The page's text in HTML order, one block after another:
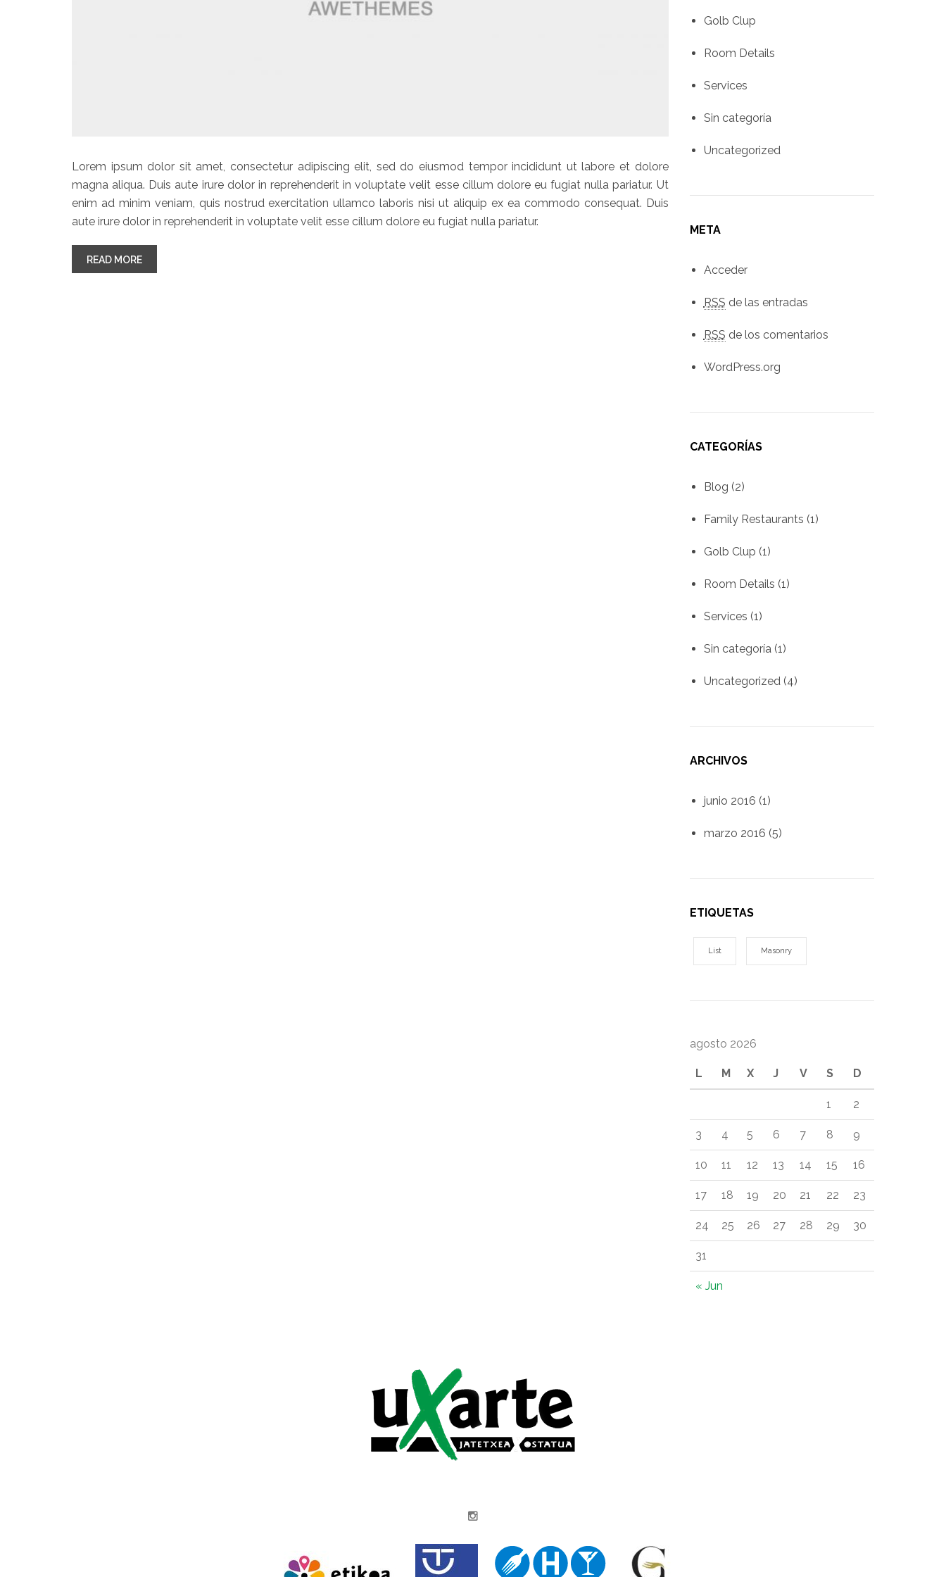
Lorem ipsum dolor sit amet, consectetur adipiscing elit, sed do eiusmod tempor incididunt ut labore et dolore
magna aliqua. Duis aute irure dolor in reprehenderit in voluptate velit esse cillum dolore eu fugiat nulla pariatur. Ut
enim ad minim veniam, quis nostrud exercitation ullamco laboris nisi ut aliquip ex ea commodo consequat. Duis
aute irure dolor in reprehenderit in voluptate velit esse cillum dolore eu fugiat nulla pariatur.
READ MORE“EXERCITATION ULLAMCO LABORIS NISI”
Golb Clup
Room Details
Services
Sin categoría
Uncategorized
META
Acceder
RSS de las entradas
RSS de los comentarios
WordPress.org
CATEGORÍAS
Blog (2)
Family Restaurants (1)
Golb Clup (1)
Room Details (1)
Services (1)
Sin categoría(1)
Uncategorized(4)
ARCHIVOS
junio 2016 (1)
marzo 2016 (5)
ETIQUETAS
List Masonry
agosto 2026
L M X J V S D
« Jun
1 2
3 4 5 6 7 8 9
10 11 12 13 14 15 16
17 18 19 20 21 22 23
24 25 26 27 28 29 30
31
Instagram